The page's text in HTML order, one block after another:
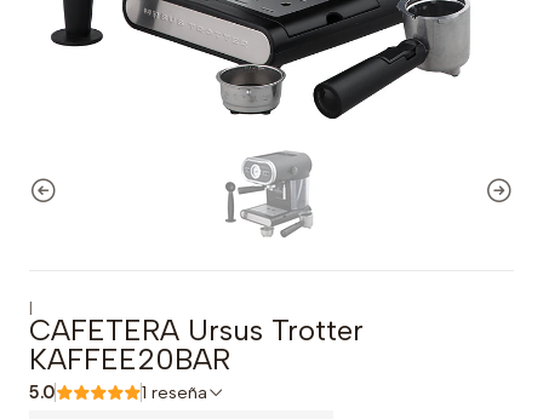
|
CAFETERA Ursus Trotter
KAFFEE20BAR
5.0 1 reseña